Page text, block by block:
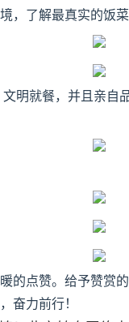
，了解最真实的饭菜
明就餐，并且亲自
的点赞。给予赞赏
奋力前行！